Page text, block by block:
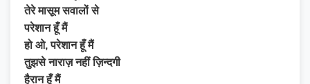
तेरे मासूम सवालों से
परेशान हूँ मैं
हो ओ, परेशान हूँ मैं
तुझसे नाराज़ नहीं ज़िन्दगी
हैरान हूँ मैं